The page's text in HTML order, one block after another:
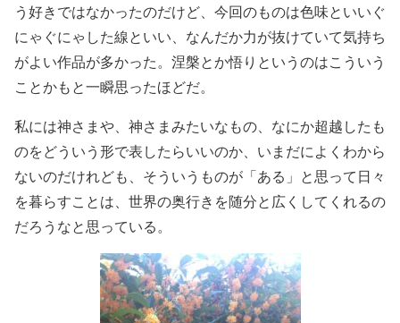
う好きではなかったのだけど、今回のものは色味といいぐ
にゃぐにゃした線といい、なんだか力が抜けていて気持ち
がよい作品が多かった。涅槃とか悟りというのはこういう
ことかもと一瞬思ったほどだ。
私には神さまや、神さまみたいなもの、なにか超越したも
のをどういう形で表したらいいのか、いまだによくわから
ないのだけれども、そういうものが「ある」と思って日々
を暮らすことは、世界の奥行きを随分と広くしてくれるの
だろうなと思っている。